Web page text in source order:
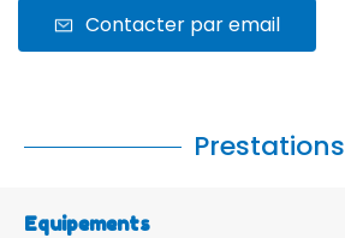
Contacter par email
Prestations
Equipements